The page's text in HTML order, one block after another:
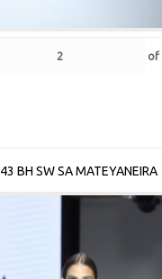
of
43 BH SW SA MATEYANEIRA